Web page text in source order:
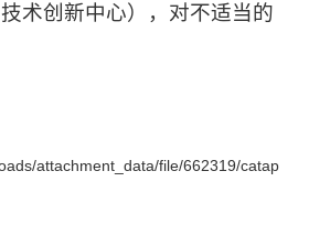
术创新中心），对不适当的
attachment_data/file/662319/catap